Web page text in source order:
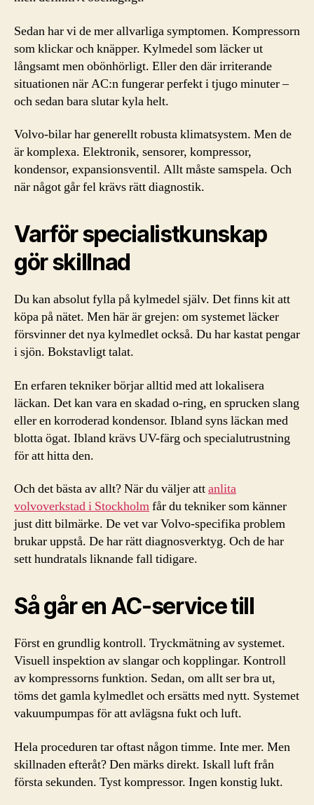
Sedan har vi de mer allvarliga symptomen. Kompressorn
som klickar och knäpper. Kylmedel som läcker ut
långsamt men obönhörligt. Eller den där irriterande
situationen när AC:n fungerar perfekt i tjugo minuter –
och sedan bara slutar kyla helt.
Volvo-bilar har generellt robusta klimatsystem. Men de
är komplexa. Elektronik, sensorer, kompressor,
kondensor, expansionsventil. Allt måste samspela. Och
när något går fel krävs rätt diagnostik.
Varför specialistkunskap
gör skillnad
Du kan absolut fylla på kylmedel själv. Det finns kit att
köpa på nätet. Men här är grejen: om systemet läcker
försvinner det nya kylmedlet också. Du har kastat pengar
i sjön. Bokstavligt talat.
En erfaren tekniker börjar alltid med att lokalisera
läckan. Det kan vara en skadad o-ring, en sprucken slang
eller en korroderad kondensor. Ibland syns läckan med
blotta ögat. Ibland krävs UV-färg och specialutrustning
för att hitta den.
Och det bästa av allt? När du väljer attanlita
volvoverkstad i Stockholmfår du tekniker som känner
just ditt bilmärke. De vet var Volvo-specifika problem
brukar uppstå. De har rätt diagnosverktyg. Och de har
sett hundratals liknande fall tidigare.
Så går en AC-service till
Först en grundlig kontroll. Tryckmätning av systemet.
Visuell inspektion av slangar och kopplingar. Kontroll
av kompressorns funktion. Sedan, om allt ser bra ut,
töms det gamla kylmedlet och ersätts med nytt. Systemet
vakuumpumpas för att avlägsna fukt och luft.
Hela proceduren tar oftast någon timme. Inte mer. Men
skillnaden efteråt? Den märks direkt. Iskall luft från
första sekunden. Tyst kompressor. Ingen konstig lukt.